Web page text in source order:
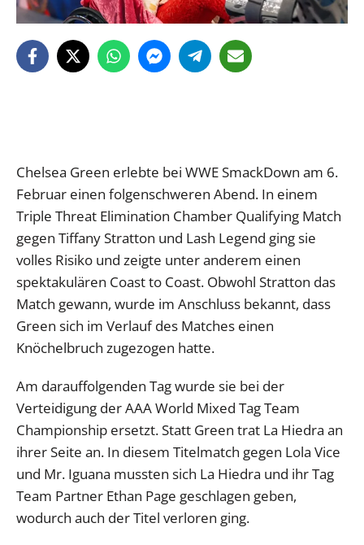
Chelsea Green erlebte bei WWE SmackDown am 6.
Februar einen folgenschweren Abend. In einem
Triple Threat Elimination Chamber Qualifying Match
gegen Tiffany Stratton und Lash Legend ging sie
volles Risiko und zeigte unter anderem einen
spektakulären Coast to Coast. Obwohl Stratton das
Match gewann, wurde im Anschluss bekannt, dass
Green sich im Verlauf des Matches einen
Knöchelbruch zugezogen hatte.
Am darauffolgenden Tag wurde sie bei der
Verteidigung der AAA World Mixed Tag Team
Championship ersetzt. Statt Green trat La Hiedra an
ihrer Seite an. In diesem Titelmatch gegen Lola Vice
und Mr. Iguana mussten sich La Hiedra und ihr Tag
Team Partner Ethan Page geschlagen geben,
wodurch auch der Titel verloren ging.